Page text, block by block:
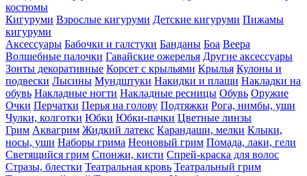
костюмы
Кигуруми Взрослые кигуруми Детские кигуруми Пижамы
кигуруми
Аксессуары Бабочки и галстуки Банданы Боа Веера
Волшебные палочки Гавайские ожерелья Другие аксессуары
Зонты декоративные Корсет с крыльями Крылья Кулоны и
подвески Лысины Мундштуки Накидки и плащи Накладки на
обувь Накладные ногти Накладные ресницы Обувь Оружие
Очки Перчатки Перья на голову Подтяжки Рога, нимбы, уши
Чулки, колготки Юбки Юбки-пачки Цветные линзы
Грим Аквагрим Жидкий латекс Карандаши, мелки Клыки,
носы, уши Наборы грима Неоновый грим Помада, лаки, гели
Светящийся грим Спонжи, кисти Спрей-краска для волос
Стразы, блестки Театральная кровь Театральный грим